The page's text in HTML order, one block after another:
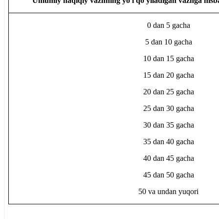
0 dan 5 gacha
5 dan 10 gacha
10 dan 15 gacha
15 dan 20 gacha
20 dan 25 gacha
25 dan 30 gacha
30 dan 35 gacha
35 dan 40 gacha
40 dan 45 gacha
45 dan 50 gacha
50 va undan yuqori